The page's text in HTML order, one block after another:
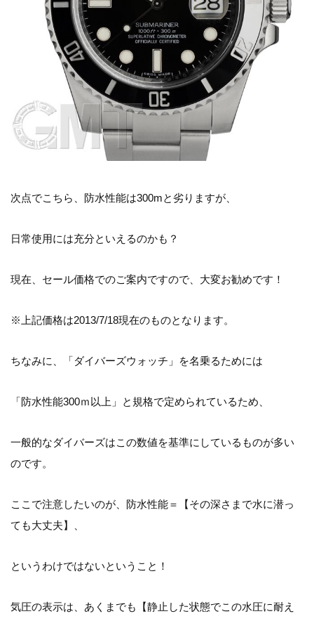
次点でこちら、防水性能は300mと劣りますが、
日常使用には充分といえるのかも？
現在、セール価格でのご案内ですので、大変お勧めです！
※上記価格は2013/7/18現在のものとなります。
ちなみに、「ダイバーズウォッチ」を名乗るためには
「防水性能300ｍ以上」と規格で定められているため、
一般的なダイバーズはこの数値を基準にしているものが多い
のです。
ここで注意したいのが、防水性能＝【その深さまで水に潜っ
ても大丈夫】、
というわけではないということ！
気圧の表示は、あくまでも【静止した状態でこの水圧に耐え